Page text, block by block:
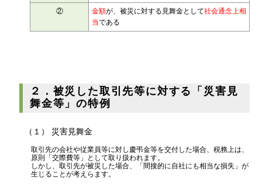
② 金額が、被災に対する見舞金として社会通念上相
当である
２．被災した取引先等に対する「災害見
舞金等」の特例
（１） 災害見舞金
取引先の会社や従業員等に対し慶弔金等を交付した場合、税務上は、
原則「交際費等」として取り扱われます。
しかし、取引先が被災した場合、「間接的に自社にも相当な損失」が
生じることが考えらます。